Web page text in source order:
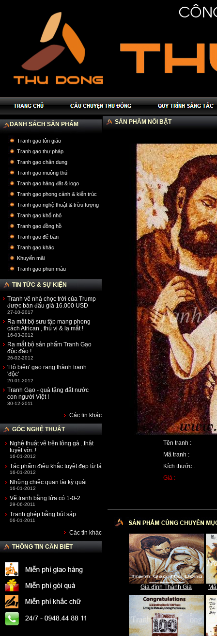
DANH SÁCH SẢN PHẨM
Tranh gạo tôn giáo
Tranh gạo thư pháp
Tranh gạo chân dung
Tranh gạo muông thú
Tranh gạo hàng đặt & logo
Tranh gạo phong cảnh & kiến trúc
Tranh gạo nghệ thuật & trừu tượng
Tranh gạo khổ nhỏ
Tranh gạo đồng hồ
Tranh gạo để bàn
Tranh gạo khác
Khuyến mãi
Tranh gạo phun màu
TIN TỨC & SỰ KIỆN
Tranh vẽ nhà chọc trời của Trump
được bán đấu giá 16.000 USD
27-10-2017
Ra mắt bộ sưu tập mang phong
cách African , thú vị & lạ mắt !
16-03-2012
Ra mắt bộ sản phẩm Tranh Gạo
độc đáo !
26-02-2012
'Hô biến' gạo rang thành tranh
'độc'
20-01-2012
Tranh Gạo - quà tặng đất nước
con người Việt !
30-12-2011
Các tin khác
GÓC NGHỆ THUẬT
Nghệ thuật vẽ trên lông gà ..thật
tuyệt vời..!
16-01-2012
Tác phẩm điêu khắc tuyệt đẹp từ lá
16-01-2012
Những chiếc quan tài kỳ quái
16-01-2012
Vẽ tranh bằng lửa có 1-0-2
29-06-2011
Tranh ghép bằng bút sáp
06-01-2011
Các tin khác
THÔNG TIN CẦN BIẾT
SẢN PHẨM NỔI BẬT
Tên tranh :
Mã tranh :
Kích thước :
Giá :
Gia đình Thánh Gia